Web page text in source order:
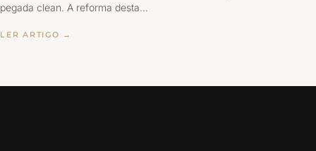
pegada clean. A reforma desta…
LER ARTIGO →